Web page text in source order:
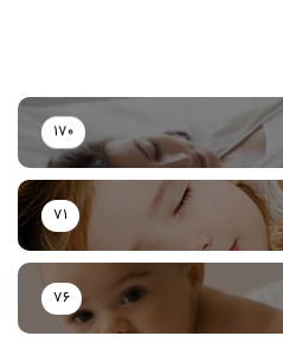
170
71
76